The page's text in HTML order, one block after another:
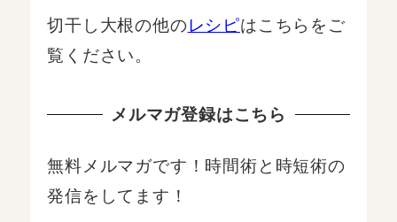
切干し大根の他のレシピはこちらをご
覧ください。
メルマガ登録はこちら
無料メルマガです！時間術と時短術の
発信をしてます！